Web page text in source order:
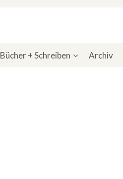
Bücher + Schreiben Archiv